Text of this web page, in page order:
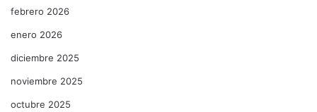
febrero 2026
enero 2026
diciembre 2025
noviembre 2025
octubre 2025